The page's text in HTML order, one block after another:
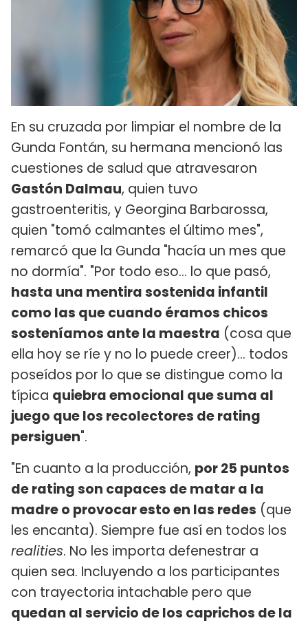
En su cruzada por limpiar el nombre de la
Gunda Fontán, su hermana mencionó las
cuestiones de salud que atravesaron
Gastón Dalmau, quien tuvo
gastroenteritis, y Georgina Barbarossa,
quien "tomó calmantes el último mes",
remarcó que la Gunda "hacía un mes que
no dormía". "Por todo eso... lo que pasó,
hasta una mentira sostenida infantil
como las que cuando éramos chicos
sosteníamos ante la maestra (cosa que
ella hoy se ríe y no lo puede creer)... todos
poseídos por lo que se distingue como la
típica quiebra emocional que suma al
juego que los recolectores de rating
persiguen".
"En cuanto a la producción, por 25 puntos
de rating son capaces de matar a la
madre o provocar esto en las redes (que
les encanta). Siempre fue así en todos los
realities. No les importa defenestrar a
quien sea. Incluyendo a los participantes
con trayectoria intachable pero que
quedan al servicio de los caprichos de la